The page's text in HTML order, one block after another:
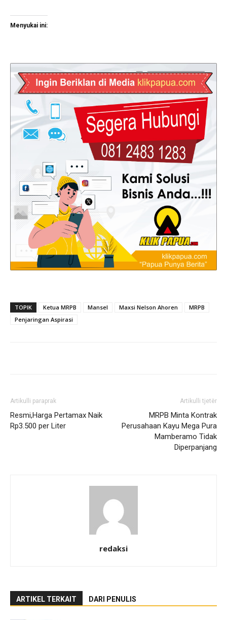
Menyukai ini:
TOPIK Ketua MRPB Mansel Maxsi Nelson Ahoren
MRPB
Penjaringan Aspirasi
Artikulli paraprak
Resmi,Harga Pertamax Naik
Rp3.500 per Liter
Artikulli tjetër
MRPB Minta Kontrak
Perusahaan Kayu Mega Pura
Mamberamo Tidak
Diperpanjang
redaksi
ARTIKEL TERKAIT DARI PENULIS